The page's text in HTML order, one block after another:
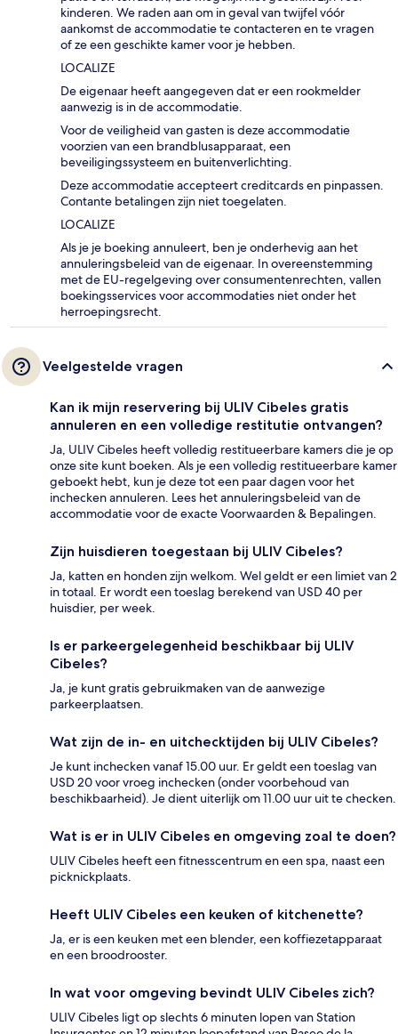
kinderen. We raden aan om in geval van twijfel vóór
aankomst de accommodatie te contacteren en te vragen
of ze een geschikte kamer voor je hebben.
LOCALIZE
De eigenaar heeft aangegeven dat er een rookmelder
aanwezig is in de accommodatie.
Voor de veiligheid van gasten is deze accommodatie
voorzien van een brandblusapparaat, een
beveiligingssysteem en buitenverlichting.
Deze accommodatie accepteert creditcards en pinpassen.
Contante betalingen zijn niet toegelaten.
LOCALIZE
Als je je boeking annuleert, ben je onderhevig aan het
annuleringsbeleid van de eigenaar. In overeenstemming
met de EU-regelgeving over consumentenrechten, vallen
boekingsservices voor accommodaties niet onder het
herroepingsrecht.
Veelgestelde vragen
Kan ik mijn reservering bij ULIV Cibeles gratis
annuleren en een volledige restitutie ontvangen?
Ja, ULIV Cibeles heeft volledig restitueerbare kamers die je op
onze site kunt boeken. Als je een volledig restitueerbare kamer
geboekt hebt, kun je deze tot een paar dagen voor het
inchecken annuleren. Lees het annuleringsbeleid van de
accommodatie voor de exacte Voorwaarden & Bepalingen.
Zijn huisdieren toegestaan bij ULIV Cibeles?
Ja, katten en honden zijn welkom. Wel geldt er een limiet van 2
in totaal. Er wordt een toeslag berekend van USD 40 per
huisdier, per week.
Is er parkeergelegenheid beschikbaar bij ULIV
Cibeles?
Ja, je kunt gratis gebruikmaken van de aanwezige
parkeerplaatsen.
Wat zijn de in- en uitchecktijden bij ULIV Cibeles?
Je kunt inchecken vanaf 15.00 uur. Er geldt een toeslag van
USD 20 voor vroeg inchecken (onder voorbehoud van
beschikbaarheid). Je dient uiterlijk om 11.00 uur uit te checken.
Wat is er in ULIV Cibeles en omgeving zoal te doen?
ULIV Cibeles heeft een fitnesscentrum en een spa, naast een
picknickplaats.
Heeft ULIV Cibeles een keuken of kitchenette?
Ja, er is een keuken met een blender, een koffiezetapparaat
en een broodrooster.
In wat voor omgeving bevindt ULIV Cibeles zich?
ULIV Cibeles ligt op slechts 6 minuten lopen van Station